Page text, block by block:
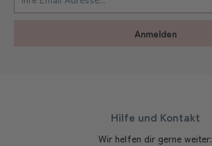
Anmelden
Hilfe und Kontakt
Wir helfen dir gerne weiter: